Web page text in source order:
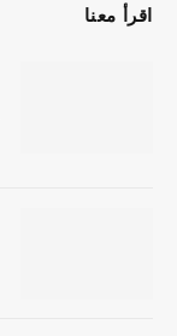
اقرأ معنا